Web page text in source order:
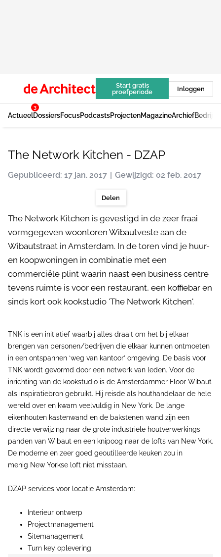
Start gratis
proefperiode
Inloggen
Actueel
3
DossiersFocusPodcastsProjectenMagazineArchief
The Network Kitchen - DZAP
Gepubliceerd: 17 jan. 2017 Gewijzigd: 02 feb. 2017
Delen
The Network Kitchen is gevestigd in de zeer fraai
vormgegeven woontoren Wibautveste aan de
Wibautstraat in Amsterdam. In de toren vind je huur-
en koopwoningen in combinatie met een
commerciële plint waarin naast een business centre
tevens ruimte is voor een restaurant, een koffiebar en
sinds kort ook kookstudio 'The Network Kitchen'.
TNK is een initiatief waarbij alles draait om het bij elkaar
brengen van personen/bedrijven die elkaar kunnen ontmoeten
in een ontspannen ‘weg van kantoor’ omgeving. De basis voor
TNK wordt gevormd door een netwerk van leden. Voor de
inrichting van de kookstudio is de Amsterdammer Floor Wibaut
als inspiratiebron gebruikt. Hij reisde als houthandelaar de hele
wereld over en kwam veelvuldig in New York. De lange
eikenhouten kastenwand en de bakstenen wand zijn een
directe verwijzing naar de grote industriële houtverwerkings
panden van Wibaut en een knipoog naar de lofts van New York.
De moderne en zeer goed geoutilleerde keuken zou in
menig New Yorkse loft niet misstaan.
DZAP services voor locatie Amsterdam:
Interieur ontwerp
Projectmanagement
Sitemanagement
Turn key oplevering